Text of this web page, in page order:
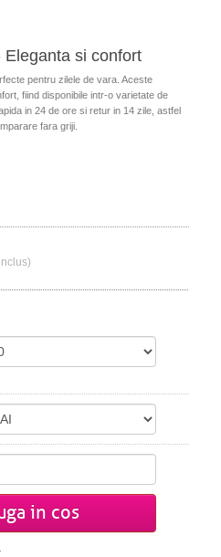
si confort
pentru zilele de vara. Aceste
fiind disponibile intr-o varietate de
in 24 de ore si retur in 14 zile, astfel
fara griji.
in cos